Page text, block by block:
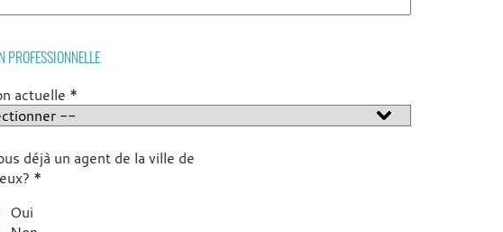
PROFESSIONNELLE
actuelle *
déjà un agent de la ville de
*
Oui